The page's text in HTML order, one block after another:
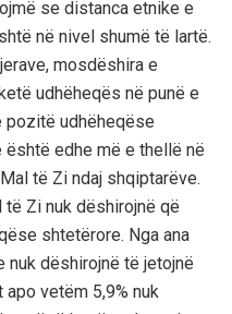
se distanca etnike e
në nivel shumë të lartë.
mosdëshira e
udhëheqës në punë e
pozitë udhëheqëse
është edhe më e thellë në
të Zi ndaj shqiptarëve.
Zi nuk dëshirojnë që
shtetërore. Nga ana
nuk dëshirojnë të jetojnë
vetëm 5,9% nuk